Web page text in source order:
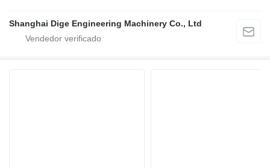
Shanghai Dige Engineering Machinery Co., Ltd